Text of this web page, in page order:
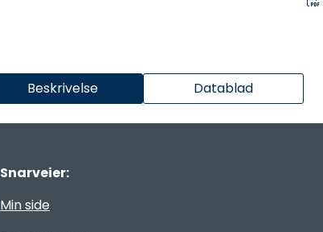
Beskrivelse Datablad
Snarveier:
Min side